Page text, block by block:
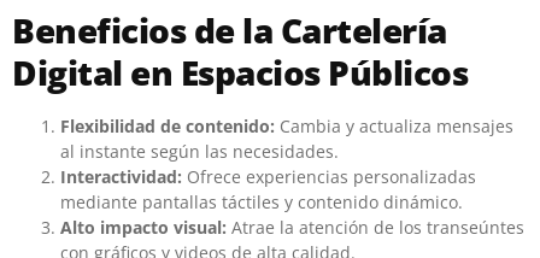
Beneficios de la Cartelería
Digital en Espacios Públicos
Flexibilidad de contenido: Cambia y actualiza mensajes
al instante según las necesidades.
Interactividad: Ofrece experiencias personalizadas
mediante pantallas táctiles y contenido dinámico.
Alto impacto visual: Atrae la atención de los transeúntes
con gráficos y videos de alta calidad.